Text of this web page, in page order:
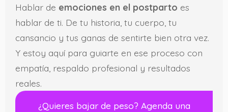
Hablar de emociones en el postparto es
hablar de ti. De tu historia, tu cuerpo, tu
cansancio y tus ganas de sentirte bien otra vez.
Y estoy aquí para guiarte en ese proceso con
empatía, respaldo profesional y resultados
reales.
¿Quieres bajar de peso? Agenda una